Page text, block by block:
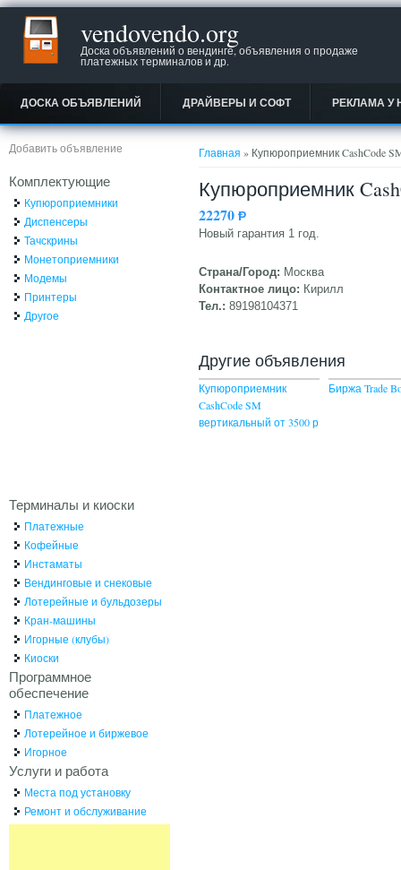
vendovendo.org
Доска объявлений о вендинге, объявления о продаже
платежных терминалов и др.
ДОСКА ОБЪЯВЛЕНИЙ ДРАЙВЕРЫ И СОФТ РЕКЛАМА У
Вы здесь
Главная » Купюроприемник CashCode
Купюроприемник
22270Ᵽ
Новый гарантия 1 год.
Страна/Город: Москва
Контактное лицо: Кирилл
Тел.: 89198104371
Другие объявления
Купюроприемник
CashCode SM
вертикальный от 3500 р
Биржа Trade
Добавить объявление
Комплектующие
Купюроприемники
Диспенсеры
Тачскрины
Монетоприемники
Модемы
Принтеры
Другое
Терминалы и киоски
Платежные
Кофейные
Инстаматы
Вендинговые и снековые
Лотерейные и бульдозеры
Кран-машины
Игорные (клубы)
Киоски
Программное
обеспечение
Платежное
Лотерейное и биржевое
Игорное
Услуги и работа
Места под установку
Ремонт и обслуживание